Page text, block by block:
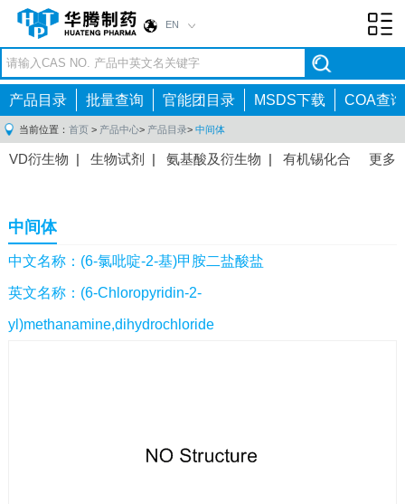
EN
产品目录 批量查询 官能团目录 MSDS下载 COA查询
当前位置： 首页 > 产品中心> 产品目录> 中间体
更多
VD衍生物 | 生物试剂 | 氨基酸及衍生物 | 有机锡化合
间体|
感染药物中间体
体 |抗精神病药物中间体| 抗炎药物中间体
药中间体|其他原料药中间体|
中间体
中文名称：(6-氯吡啶-2-基)甲胺二盐酸盐
英文名称：(6-Chloropyridin-2-
yl)methanamine,dihydrochloride